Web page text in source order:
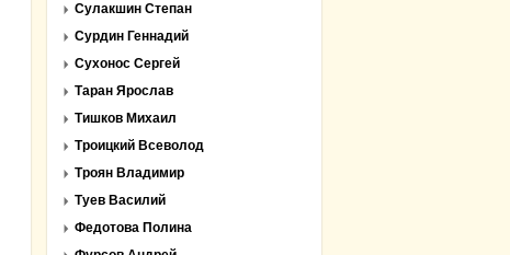
Сулакшин Степан
Сурдин Геннадий
Сухонос Сергей
Таран Ярослав
Тишков Михаил
Троицкий Всеволод
Троян Владимир
Туев Василий
Федотова Полина